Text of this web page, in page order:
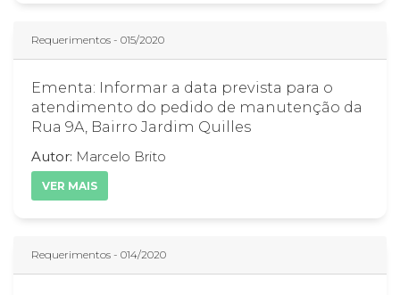
Requerimentos - 015/2020
Ementa: Informar a data prevista para o
atendimento do pedido de manutenção da
Rua 9A, Bairro Jardim Quilles
Autor: Marcelo Brito
VER MAIS
Requerimentos - 014/2020